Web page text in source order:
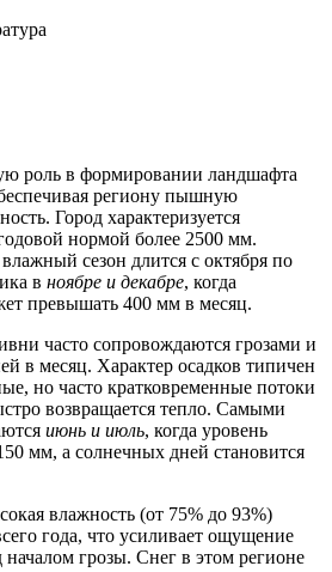
роль в формировании ландшафта
региону пышную
Город характеризуется
нормой более 2500 мм.
сезон длится с октября по
в ноябре и декабре, когда
превышать 400 мм в месяц.
часто сопровождаются грозами и
в месяц. Характер осадков типичен
но часто кратковременные потоки
возвращается тепло. Самыми
июнь и июль, когда уровень
мм, а солнечных дней становится
влажность (от 75% до 93%)
года, что усиливает ощущение
началом грозы. Снег в этом регионе